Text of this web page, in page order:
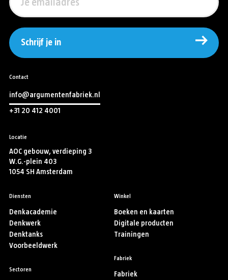
Schrijf je in
Contact
info@argumentenfabriek.nl
+31 20 412 4001
Locatie
AOC gebouw, verdieping 3
W.G.-plein 403
1054 SH Amsterdam
Diensten
Denkacademie
Denkwerk
Denktanks
Voorbeeldwerk
Sectoren
Winkel
Boeken en kaarten
Digitale producten
Trainingen
Fabriek
Fabriek